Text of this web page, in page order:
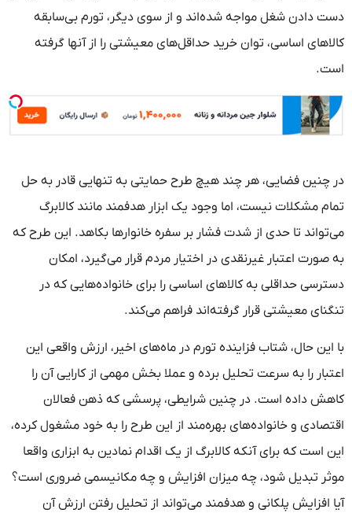
دست دادن شغل مواجه شده‌اند و از سوی دیگر، تورم بی‌سابقه
کالاهای اساسی، توان خرید حداقل‌های معیشتی را از آنها گرفته
است.
در چنین فضایی، هر چند هیچ طرح حمایتی به تنهایی قادر به حل
تمام مشکلات نیست، اما وجود یک ابزار هدفمند مانند کالابرگ
می‌تواند تا حدی از شدت فشار بر سفره خانوارها بکاهد. این طرح که
به صورت اعتبار غیرنقدی در اختیار مردم قرار می‌گیرد، امکان
دسترسی حداقلی به کالاهای اساسی را برای خانواده‌هایی که در
تنگنای معیشتی قرار گرفته‌اند فراهم می‌کند.
با این حال، شتاب فزاینده تورم در ماه‌های اخیر، ارزش واقعی این
اعتبار را به سرعت تحلیل برده و عملا بخش مهمی از کارایی آن را
کاهش داده است. در چنین شرایطی، پرسشی که ذهن فعالان
اقتصادی و خانواده‌های بهره‌مند از این طرح را به خود مشغول کرده،
این است که برای آنکه کالابرگ از یک اقدام نمادین به ابزاری واقعا
موثر تبدیل شود، چه میزان افزایش و چه مکانیسمی ضروری است؟
آیا افزایش پلکانی و هدفمند می‌تواند از تحلیل رفتن ارزش آن